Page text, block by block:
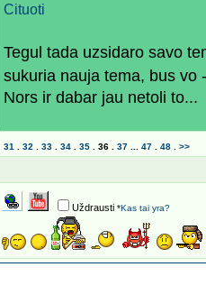
Cituoti
Tegul tada uzsidaro savo
sukuria nauja tema, bus vo
Nors ir dabar jau netoli to...
31 32 33 34 35 36 37 47 48 >>
Uždrausti *Kas tai yra?